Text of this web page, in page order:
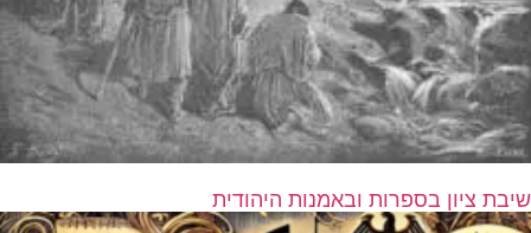
שיבת ציון בספרות ובאמנות היהודית